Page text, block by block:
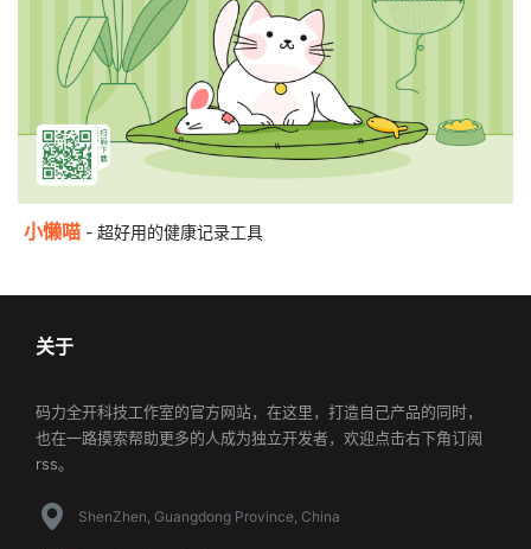
小懒喵 - 超好用的健康记录工具
关于
码力全开科技工作室的官方网站，在这里，打造自己产品的同时，
也在一路摸索帮助更多的人成为独立开发者，欢迎点击右下角订阅
rss。
ShenZhen, Guangdong Province, China